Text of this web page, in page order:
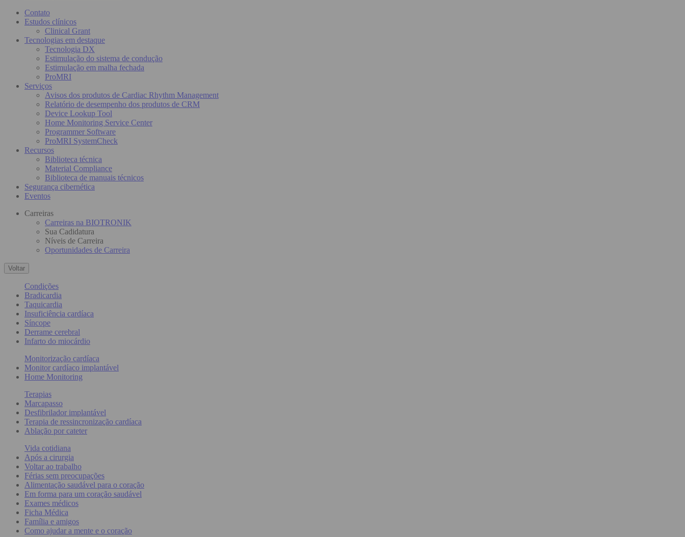
Contato
Estudos clínicos
Clinical Grant
Tecnologias em destaque
Tecnologia DX
Estimulação do sistema de condução
Estimulação em malha fechada
ProMRI
Serviços
Avisos dos produtos de Cardiac Rhythm Management
Relatório de desempenho dos produtos de CRM
Device Lookup Tool
Home Monitoring Service Center
Programmer Software
ProMRI SystemCheck
Recursos
Biblioteca técnica
Material Compliance
Biblioteca de manuais técnicos
Segurança cibernética
Eventos
Carreiras
Carreiras na BIOTRONIK
Sua Cadidatura
Níveis de Carreira
Oportunidades de Carreira
Voltar
Condições
Bradicardia
Taquicardia
Insuficiência cardíaca
Síncope
Derrame cerebral
Infarto do miocárdio
Monitorização cardíaca
Monitor cardíaco implantável
Home Monitoring
Terapias
Marcapasso
Desfibrilador implantável
Terapia de ressincronização cardíaca
Ablação por cateter
Vida cotidiana
Após a cirurgia
Voltar ao trabalho
Férias sem preocupações
Alimentação saudável para o coração
Em forma para um coração saudável
Exames médicos
Ficha Médica
Família e amigos
Como ajudar a mente e o coração